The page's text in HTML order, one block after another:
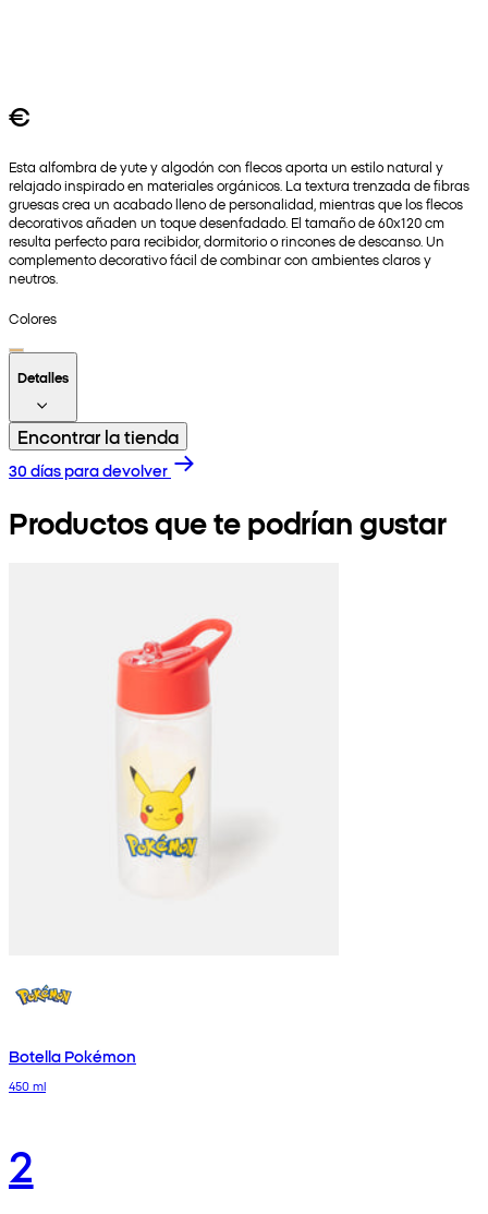
€
Esta alfombra de yute y algodón con flecos aporta un estilo natural y
relajado inspirado en materiales orgánicos. La textura trenzada de fibras
gruesas crea un acabado lleno de personalidad, mientras que los flecos
decorativos añaden un toque desenfadado. El tamaño de 60x120 cm
resulta perfecto para recibidor, dormitorio o rincones de descanso. Un
complemento decorativo fácil de combinar con ambientes claros y
neutros.
Colores
Detalles
Encontrar la tienda
30 días para devolver
Productos que te podrían gustar
Botella Pokémon
450 ml
2